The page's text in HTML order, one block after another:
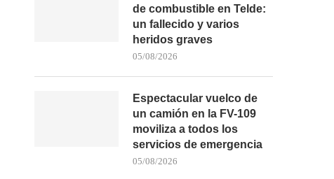
de combustible en Telde:
un fallecido y varios
heridos graves
05/08/2026
Espectacular vuelco de
un camión en la FV-109
moviliza a todos los
servicios de emergencia
05/08/2026